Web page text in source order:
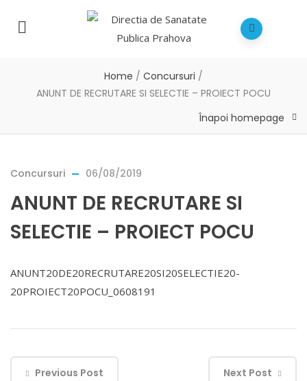
Home / Concursuri /
ANUNT DE RECRUTARE SI SELECTIE – PROIECT POCU
Înapoi homepage
Concursuri 06/08/2019
ANUNT DE RECRUTARE SI
SELECTIE – PROIECT POCU
ANUNT20DE20RECRUTARE20SI20SELECTIE20-
20PROIECT20POCU_0608191
Previous Post Next Post